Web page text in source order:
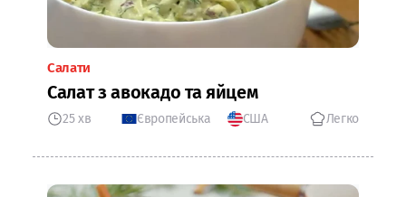
Салати
Салат з авокадо та яйцем
25 хв Європейська США Легко